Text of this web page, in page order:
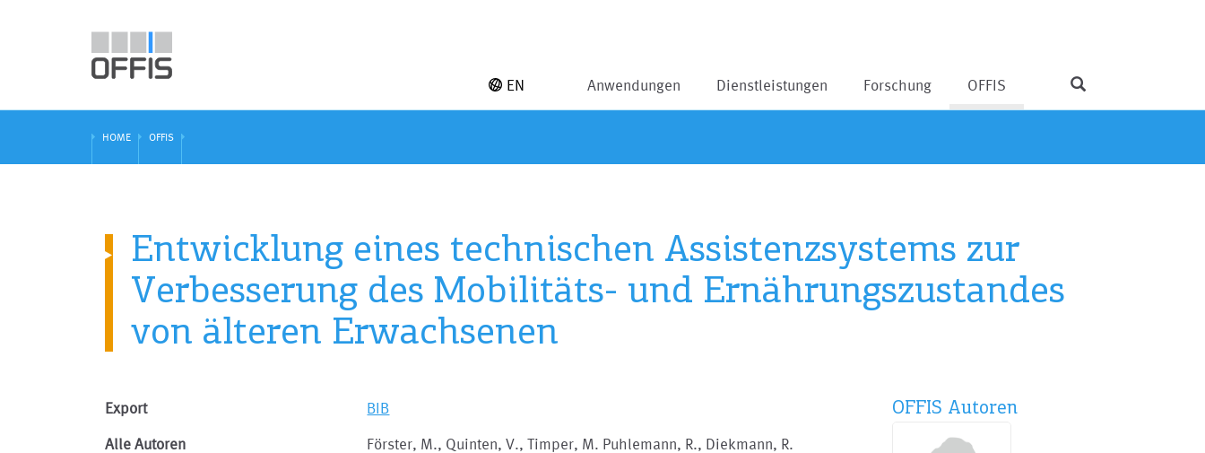
Anwendungen Dienstleistungen Forschung OFFIS
EN
HOME OFFIS
Entwicklung eines technischen Assistenzsystems zur
Verbesserung des Mobilitäts- und Ernährungszustandes
von älteren Erwachsenen
Export BIB
Alle Autoren Förster, M., Quinten, V., Timper, M. Puhlemann, R., Diekmann, R.
OFFIS Autoren